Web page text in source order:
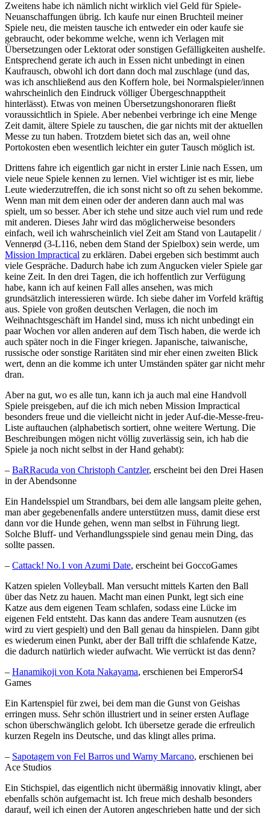
Zweitens habe ich nämlich nicht wirklich viel Geld für Spiele-
Neuanschaffungen übrig. Ich kaufe nur einen Bruchteil meiner
Spiele neu, die meisten tausche ich entweder ein oder kaufe sie
gebraucht, oder bekomme welche, wenn ich Verlagen mit
Übersetzungen oder Lektorat oder sonstigen Gefälligkeiten aushelfe.
Entsprechend gerate ich auch in Essen nicht unbedingt in einen
Kaufrausch, obwohl ich dort dann doch mal zuschlage (und das,
was ich anschließend aus den Koffern hole, bei Normalspieler/innen
wahrscheinlich den Eindruck völliger Übergeschnapptheit
hinterlässt). Etwas von meinen Übersetzungshonoraren fließt
voraussichtlich in Spiele. Aber nebenbei verbringe ich eine Menge
Zeit damit, ältere Spiele zu tauschen, die gar nichts mit der aktuellen
Messe zu tun haben. Trotzdem bietet sich das an, weil ohne
Portokosten eben wesentlich leichter ein guter Tausch möglich ist.
Drittens fahre ich eigentlich gar nicht in erster Linie nach Essen, um
viele neue Spiele kennen zu lernen. Viel wichtiger ist es mir, liebe
Leute wiederzutreffen, die ich sonst nicht so oft zu sehen bekomme.
Wenn man mit dem einen oder der anderen dann auch mal was
spielt, um so besser. Aber ich stehe und sitze auch viel rum und rede
mit anderen. Dieses Jahr wird das möglicherweise besonders
einfach, weil ich wahrscheinlich viel Zeit am Stand von Lautapelit /
Vennerød (3-L116, neben dem Stand der Spielbox) sein werde, um
Mission Impractical zu erklären. Dabei ergeben sich bestimmt auch
viele Gespräche. Dadurch habe ich zum Angucken vieler Spiele gar
keine Zeit. In den drei Tagen, die ich hoffentlich zur Verfügung
habe, kann ich auf keinen Fall alles ansehen, was mich
grundsätzlich interessieren würde. Ich siebe daher im Vorfeld kräftig
aus. Spiele von großen deutschen Verlagen, die noch im
Weihnachtsgeschäft im Handel sind, muss ich nicht unbedingt ein
paar Wochen vor allen anderen auf dem Tisch haben, die werde ich
auch später noch in die Finger kriegen. Japanische, taiwanische,
russische oder sonstige Raritäten sind mir eher einen zweiten Blick
wert, denn an die komme ich unter Umständen später gar nicht mehr
dran.
Aber na gut, wo es alle tun, kann ich ja auch mal eine Handvoll
Spiele preisgeben, aufdie ich mich neben Mission Impractical
besonders freue und die vielleicht nicht in jeder Auf-die-Messe-freu-
Liste auftauchen (alphabetisch sortiert, ohne weitere Wertung. Die
Beschreibungen mögen nicht völlig zuverlässig sein, ich hab die
Spiele ja noch nicht selbst in der Hand gehabt):
– BaRRacuda von Christoph Cantzler, erscheint bei den Drei Hasen
in der Abendsonne
Ein Handelsspiel um Strandbars, bei dem alle langsam pleite gehen,
man aber gegebenenfalls andere unterstützen muss, damit diese erst
dann vor die Hunde gehen, wenn man selbst in Führung liegt.
Solche Bluff- und Verhandlungsspiele sind genau mein Ding, das
sollte passen.
– Cattack! No.1 von Azumi Date, erscheint bei GoccoGames
Katzen spielen Volleyball. Man versucht mittels Karten den Ball
über das Netz zu hauen. Macht man einen Punkt, legt sich eine
Katze aus dem eigenen Team schlafen, sodass eine Lücke im
eigenen Feld entsteht. Das kann das andere Team ausnutzen (es
wird zu viert gespielt) und den Ball genau da hinspielen. Dann gibt
es wiederum einen Punkt, aber der Ball trifft die schlafende Katze,
die dadurch natürlich wieder aufwacht. Wie verrückt ist das denn?
– Hanamikoji von Kota Nakayama, erschienen bei EmperorS4
Games
Ein Kartenspiel für zwei, bei dem man die Gunst von Geishas
erringen muss. Sehr schön illustriert und in seiner ersten Auflage
schon überschwänglich gelobt. Ich übersetze gerade die erfreulich
kurzen Regeln ins Deutsche, und das klingt alles prima.
– Sapotagem von Fel Barros und Warny Marcano, erschienen bei
Ace Studios
Ein Stichspiel, das eigentlich nicht übermäßig innovativ klingt, aber
ebenfalls schön aufgemacht ist. Ich freue mich deshalb besonders
darauf, weil ich einen der Autoren angeschrieben hatte und der sich